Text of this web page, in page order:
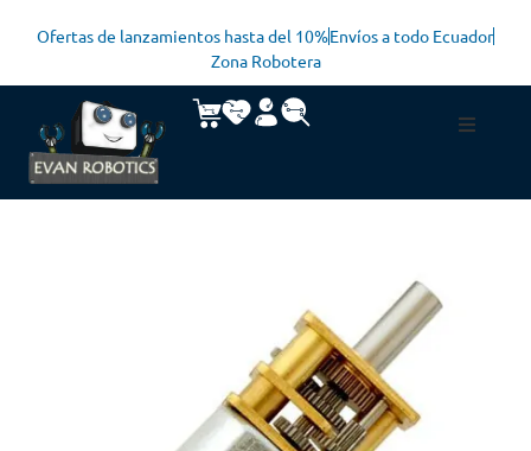
Ofertas de lanzamientos hasta del 10%Envíos a todo Ecuador
Zona Robotera